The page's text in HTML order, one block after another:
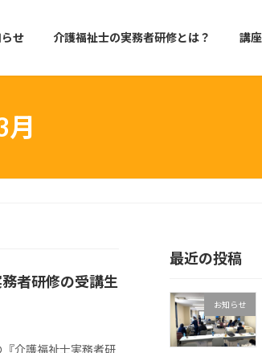
せ 介護福祉士の実務者研修とは？ 講
月
者研修の受講生
介護福祉士実務者研
最近の投稿
お知らせ